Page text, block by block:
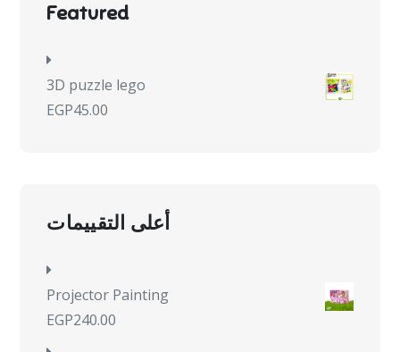
Featured
3D puzzle lego
EGP45.00
أعلى التقييمات
Projector Painting
EGP240.00